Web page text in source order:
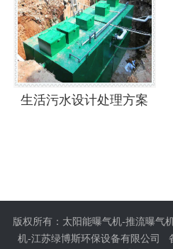
生活污水设计处理方案
版权所有：太阳能曝气机-推流曝气
机-江苏绿博斯环保设备有限公司